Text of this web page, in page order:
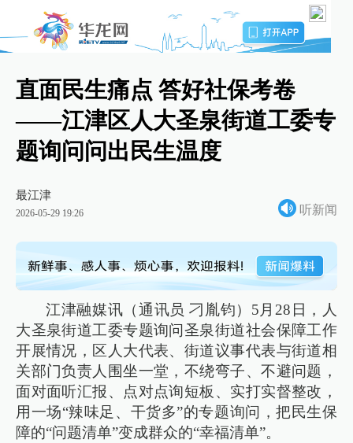
直面民生痛点 答好社保考卷
——江津区人大圣泉街道工委专
题询问问出民生温度
最江津
2026-05-29 19:26 听新闻
江津融媒讯（通讯员 刁胤钧）5月28日，人
大圣泉街道工委专题询问圣泉街道社会保障工作
开展情况，区人大代表、街道议事代表与街道相
关部门负责人围坐一堂，不绕弯子、不避问题，
面对面听汇报、点对点询短板、实打实督整改，
用一场“辣味足、干货多”的专题询问，把民生保
障的“问题清单”变成群众的“幸福清单”。